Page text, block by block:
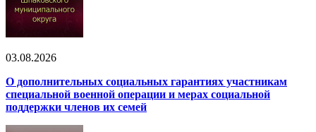
03.08.2026
О дополнительных социальных гарантиях участникам
специальной военной операции и мерах социальной
поддержки членов их семей